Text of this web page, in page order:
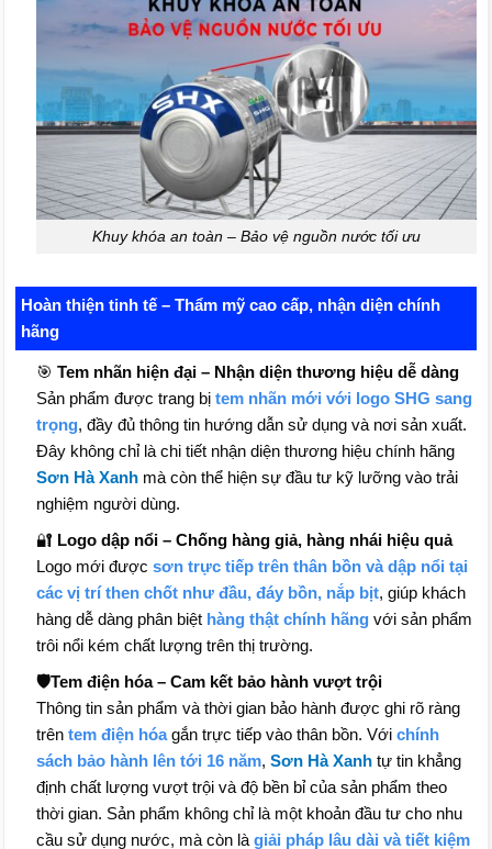
Khuy khóa an toàn – Bảo vệ nguồn nước tối ưu
Hoàn thiện tinh tế – Thẩm mỹ cao cấp, nhận diện chính
hãng
🎯Tem nhãn hiện đại – Nhận diện thương hiệu dễ dàng
Sản phẩm được trang bịtem nhãn mới với logo SHG sang
trọng, đầy đủ thông tin hướng dẫn sử dụng và nơi sản xuất.
Đây không chỉ là chi tiết nhận diện thương hiệu chính hãng
Sơn Hà Xanh mà còn thể hiện sự đầu tư kỹ lưỡng vào trải
nghiệm người dùng.
🔐 Logo dập nổi – Chống hàng giả, hàng nhái hiệu quả
Logo mới đượcsơn trực tiếp trên thân bồn và dập nổi tại
các vị trí then chốt như đầu, đáy bồn, nắp bịt, giúp khách
hàng dễ dàng phân biệt hàng thật chính hãng với sản phẩm
trôi nổi kém chất lượng trên thị trường.
🛡️Tem điện hóa – Cam kết bảo hành vượt trội
Thông tin sản phẩm và thời gian bảo hành được ghi rõ ràng
trêntem điện hóagắn trực tiếp vào thân bồn. Vớichính
sách bảo hành lên tới 16 năm,Sơn Hà Xanh tự tin khẳng
định chất lượng vượt trội và độ bền bỉ của sản phẩm theo
thời gian. Sản phẩm không chỉ là một khoản đầu tư cho nhu
cầu sử dụng nước, mà còn làgiải pháp lâu dài và tiết kiệm